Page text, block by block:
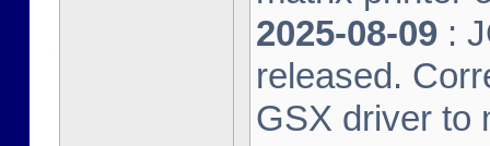
2025-08-09 :
released.
GSX driver to